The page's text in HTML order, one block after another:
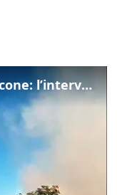
Incendio tra Duino e Monfalcone: l’intervento dei vigili del fuoco